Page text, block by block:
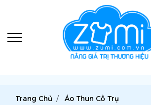
Trang Chủ
Áo Thun Cổ Trụ